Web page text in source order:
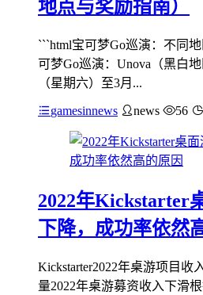
地点与奖励指南）
```html宝可梦Go巡演：不同
可梦Go巡演：Unova（黑白
（星期六）至3月...
gamesinnews news 56
2022年Kickstarter
下降，成功率依然
Kickstarter2022年桌游项目收
量2022年桌游募资收入下滑